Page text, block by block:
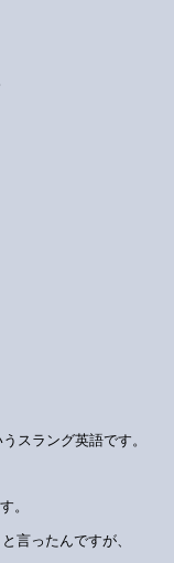
スラング英語です。
。
言ったんですが、